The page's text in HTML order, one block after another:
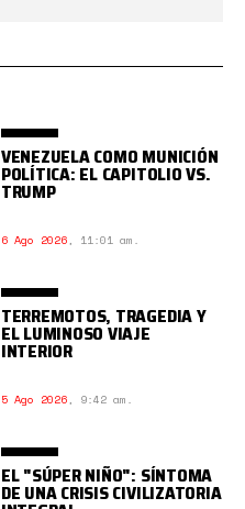
VENEZUELA COMO MUNICIÓN
POLÍTICA: EL CAPITOLIO VS.
TRUMP
6 Ago 2026, 11:01 am.
TERREMOTOS, TRAGEDIA Y
EL LUMINOSO VIAJE
INTERIOR
5 Ago 2026, 9:42 am.
EL "SÚPER NIÑO": SÍNTOMA
DE UNA CRISIS CIVILIZATORIA